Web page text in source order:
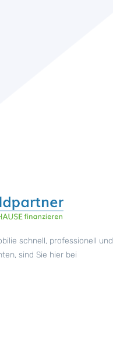
schnell, professionell und
sind Sie hier bei